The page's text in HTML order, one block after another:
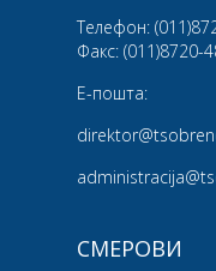
Телефон:
Факс: (011)8720-
Е-пошта:
СМЕРОВИ